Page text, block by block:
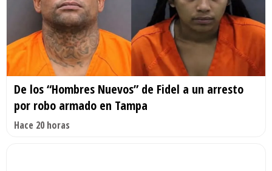
De los “Hombres Nuevos” de Fidel a un arresto
por robo armado en Tampa
Hace 20 horas